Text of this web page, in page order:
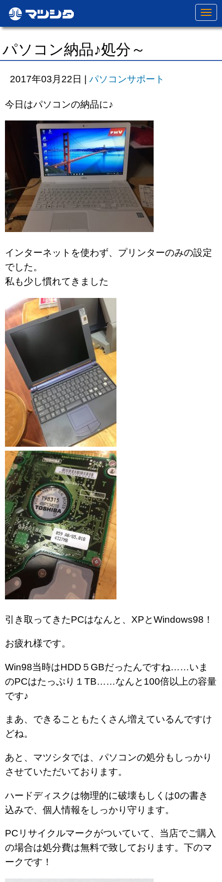
N
a
v
t
パソコン納品♪処分～
2017年03月22日 | パソコンサポート
今日はパソコンの納品に♪
インターネットを使わず、プリンターのみの設定
でした。
私も少し慣れてきました
引き取ってきたPCはなんと、XPとWindows98！
お疲れ様です。
Win98当時はHDD５GBだったんですね……いま
のPCはたっぷり１TB……なんと100倍以上の容量
です♪
まあ、できることもたくさん増えているんですけ
どね。
あと、マツシタでは、パソコンの処分もしっかり
させていただいております。
ハードディスクは物理的に破壊もしくは0の書き
込みで、個人情報をしっかり守ります。
PCリサイクルマークがついていて、当店でご購入
の場合は処分費は無料で致しております。下のマ
ークです！